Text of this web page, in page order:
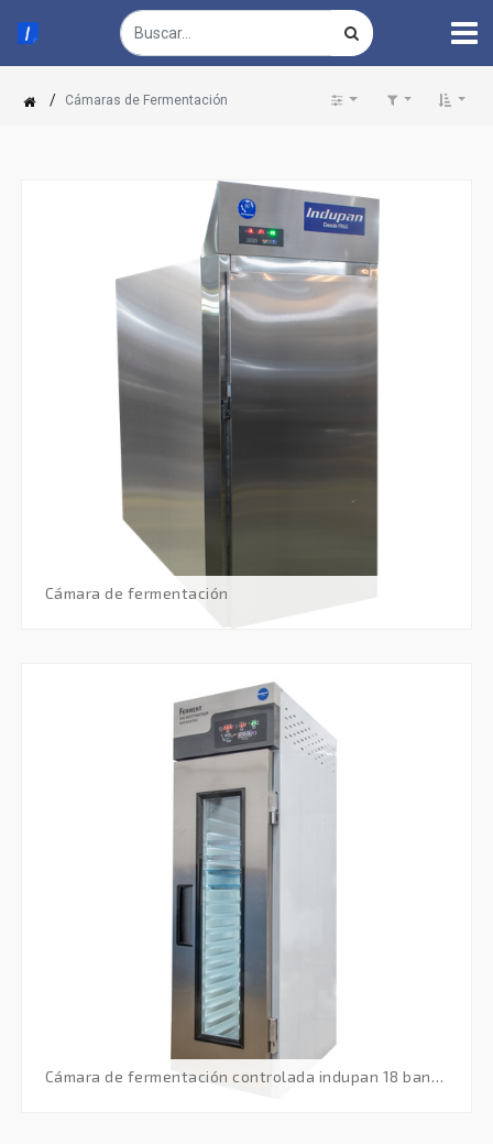
/ Cámaras de Fermentación
cámara de fermentación
cámara de fermentación controlada indupan 18 bandejas 70x45/ 220v(monofásica)